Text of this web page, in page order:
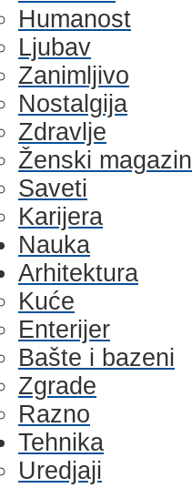
Humanost
Ljubav
Zanimljivo
Nostalgija
Zdravlje
Ženski magazin
Saveti
Karijera
Nauka
Arhitektura
Kuće
Enterijer
Bašte i bazeni
Zgrade
Razno
Tehnika
Uredjaji